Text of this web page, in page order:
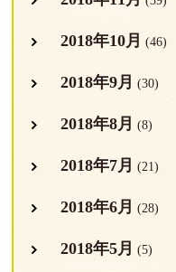
2018年10月 (46)
2018年9月 (30)
2018年8月 (8)
2018年7月 (21)
2018年6月 (28)
2018年5月 (5)